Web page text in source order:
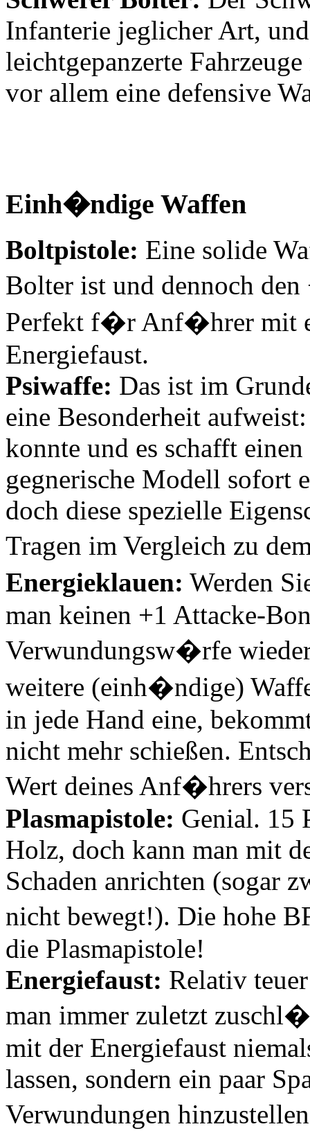
Infanterie jeglicher Art,
leichtgepanzerte
vor allem eine defensive
Einh�ndige Waffen
Boltpistole: Eine solide
Bolter ist und dennoch
Perfekt f�r Anf�hrer mit
Energiefaust.
Psiwaffe: Das ist im
eine Besonderheit
konnte und es schafft
gegnerische Modell sofort
doch diese spezielle
Tragen im Vergleich zu
Energieklauen: Werden
man keinen +1 Attacke-
Verwundungsw�rfe
weitere (einh�ndige)
in jede Hand eine,
nicht mehr schießen.
Wert deines Anf�hrers
Plasmapistole: Genial. 15
Holz, doch kann man mit
Schaden anrichten (sogar
nicht bewegt!). Die hohe
die Plasmapistole!
Energiefaust: Relativ
man immer zuletzt
mit der Energiefaust
lassen, sondern ein paar
Verwundungen